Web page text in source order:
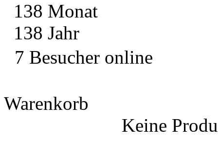
138 Monat
138 Jahr
7 Besucher online
Warenkorb
Keine